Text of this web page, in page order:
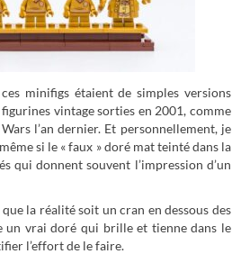
minifigs étaient de simples versions
vintage sorties en 2001, comme
l’an dernier. Et personnellement, je
si le « faux » doré mat teinté dans la
qui donnent souvent l’impression d’un
la réalité soit un cran en dessous des
un vrai doré qui brille et tienne dans le
l’effort de le faire.